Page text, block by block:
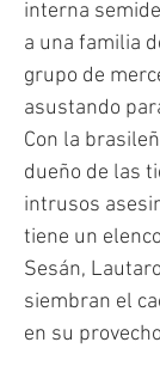
interna
a una familia
grupo de
asustando
Con la
dueño de las
intrusos
tiene un
Sesán,
siembran el
en su